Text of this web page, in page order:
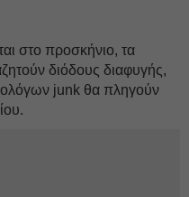
στο προσκήνιο, τα
διόδους διαφυγής,
junk θα πληγούν